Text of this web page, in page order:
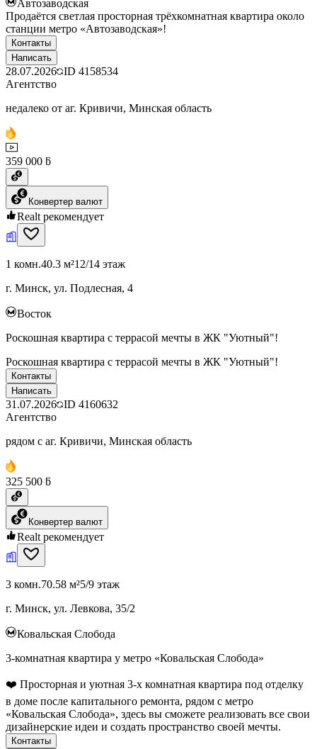
Автозаводская
Продаётся светлая просторная трёхкомнатная квартира около
станции метро «Автозаводская»!
Контакты
Написать
28.07.2026 ID 4158534
Агентство
недалеко от аг. Кривичи, Минская область
359 000 ƃ
Конвертер валют
Realt рекомендует
1 комн.40.3 м²12/14 этаж
г. Минск, ул. Подлесная, 4
Восток
Роскошная квартира с террасой мечты в ЖК "Уютный"!
Роскошная квартира с террасой мечты в ЖК "Уютный"!
Контакты
Написать
31.07.2026 ID 4160632
Агентство
рядом с аг. Кривичи, Минская область
325 500 ƃ
Конвертер валют
Realt рекомендует
3 комн.70.58 м²5/9 этаж
г. Минск, ул. Левкова, 35/2
Ковальская Слобода
3-комнатная квартира у метро «Ковальская Слобода»
❤️ Просторная и уютная 3-х комнатная квартира под отделку
в доме после капитального ремонта, рядом с метро
«Ковальская Слобода», здесь вы сможете реализовать все свои
дизайнерские идеи и создать пространство своей мечты.
Контакты